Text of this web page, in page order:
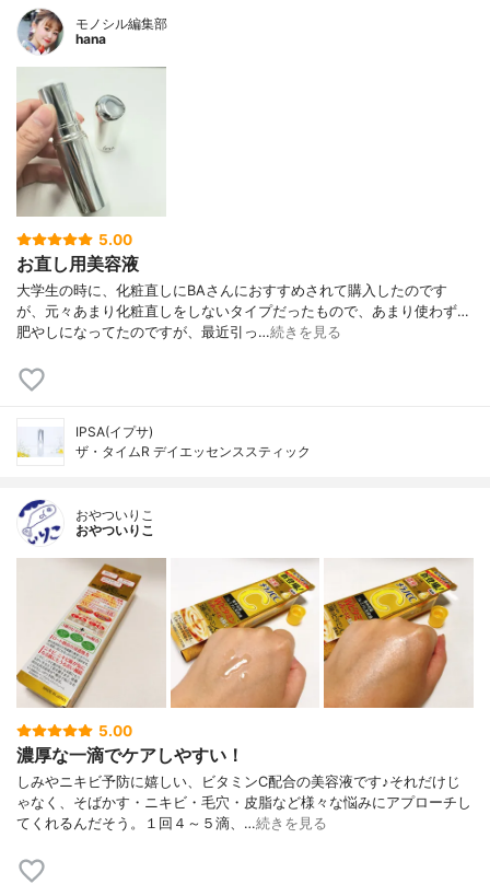
モノシル編集部
hana
5.00
お直し用美容液
大学生の時に、化粧直しにBAさんにおすすめされて購入したのです
が、元々あまり化粧直しをしないタイプだったもので、あまり使わず…
肥やしになってたのですが、最近引っ…続きを見る
IPSA(イプサ)
ザ・タイムR デイエッセンススティック
おやついりこ
おやついりこ
5.00
濃厚な一滴でケアしやすい！
しみやニキビ予防に嬉しい、ビタミンC配合の美容液です♪それだけじ
ゃなく、そばかす・ニキビ・毛穴・皮脂など様々な悩みにアプローチし
てくれるんだそう。１回４～５滴、…続きを見る